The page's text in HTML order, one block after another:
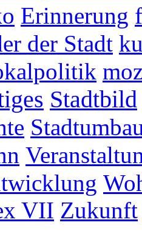
Erinnerung
der Stadt
Stadtbild
VII Zukunft